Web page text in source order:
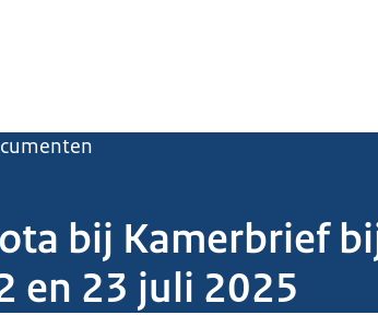
bij Kamerbrief
en 23 juli 2025